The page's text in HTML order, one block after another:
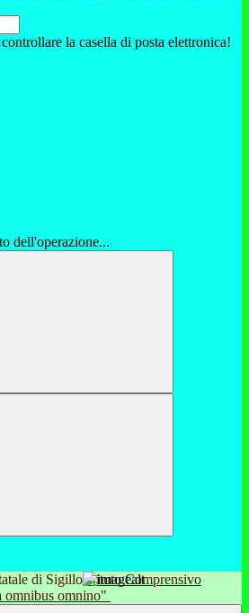
la casella di posta elettronica!
dell'operazione...
Istituto Comprensivo
omnibus omnino"